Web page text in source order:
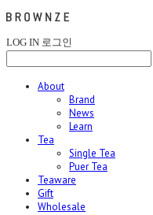
LOG IN 로그인
About
Brand
News
Learn
Tea
Single Tea
Puer Tea
Teaware
Gift
Wholesale